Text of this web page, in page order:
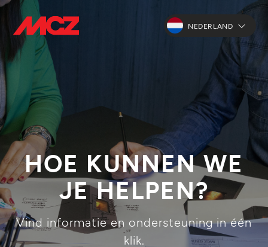
NEDERLAND
HOE KUNNEN WE
JE HELPEN?
Vind informatie en ondersteuning in één
klik.